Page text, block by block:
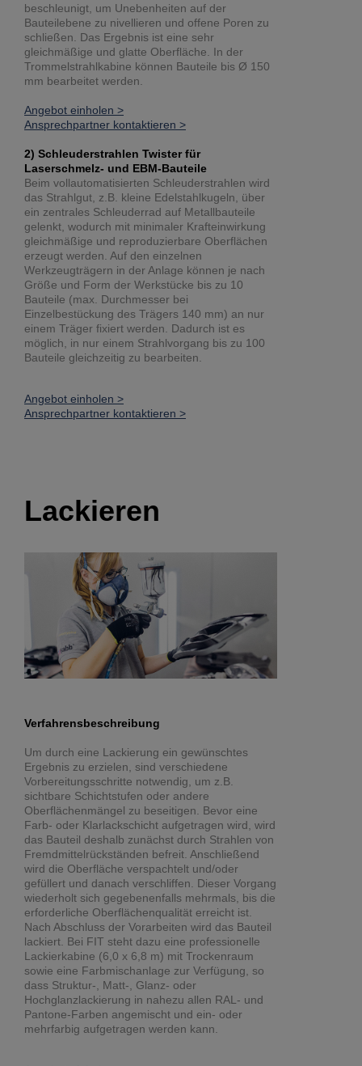
beschleunigt, um Unebenheiten auf der
Bauteilebene zu nivellieren und offene Poren zu
schließen. Das Ergebnis ist eine sehr
gleichmäßige und glatte Oberfläche. In der
Trommelstrahlkabine können Bauteile bis Ø 150
mm bearbeitet werden.
Angebot einholen >
Ansprechpartner kontaktieren >
2) Schleuderstrahlen Twister für
Laserschmelz- und EBM-Bauteile
Beim vollautomatisierten Schleuderstrahlen wird
das Strahlgut, z.B. kleine Edelstahlkugeln, über
ein zentrales Schleuderrad auf Metallbauteile
gelenkt, wodurch mit minimaler Krafteinwirkung
gleichmäßige und reproduzierbare Oberflächen
erzeugt werden. Auf den einzelnen
Werkzeugträgern in der Anlage können je nach
Größe und Form der Werkstücke bis zu 10
Bauteile (max. Durchmesser bei
Einzelbestückung des Trägers 140 mm) an nur
einem Träger fixiert werden. Dadurch ist es
möglich, in nur einem Strahlvorgang bis zu 100
Bauteile gleichzeitig zu bearbeiten.
Angebot einholen >
Ansprechpartner kontaktieren >
Lackieren
Verfahrensbeschreibung
Um durch eine Lackierung ein gewünschtes
Ergebnis zu erzielen, sind verschiedene
Vorbereitungsschritte notwendig, um z.B.
sichtbare Schichtstufen oder andere
Oberflächenmängel zu beseitigen. Bevor eine
Farb- oder Klarlackschicht aufgetragen wird, wird
das Bauteil deshalb zunächst durch Strahlen von
Fremdmittelrückständen befreit. Anschließend
wird die Oberfläche verspachtelt und/oder
gefüllert und danach verschliffen. Dieser Vorgang
wiederholt sich gegebenenfalls mehrmals, bis die
erforderliche Oberflächenqualität erreicht ist.
Nach Abschluss der Vorarbeiten wird das Bauteil
lackiert. Bei FIT steht dazu eine professionelle
Lackierkabine (6,0 x 6,8 m) mit Trockenraum
sowie eine Farbmischanlage zur Verfügung, so
dass Struktur-, Matt-, Glanz- oder
Hochglanzlackierung in nahezu allen RAL- und
Pantone-Farben angemischt und ein- oder
mehrfarbig aufgetragen werden kann.